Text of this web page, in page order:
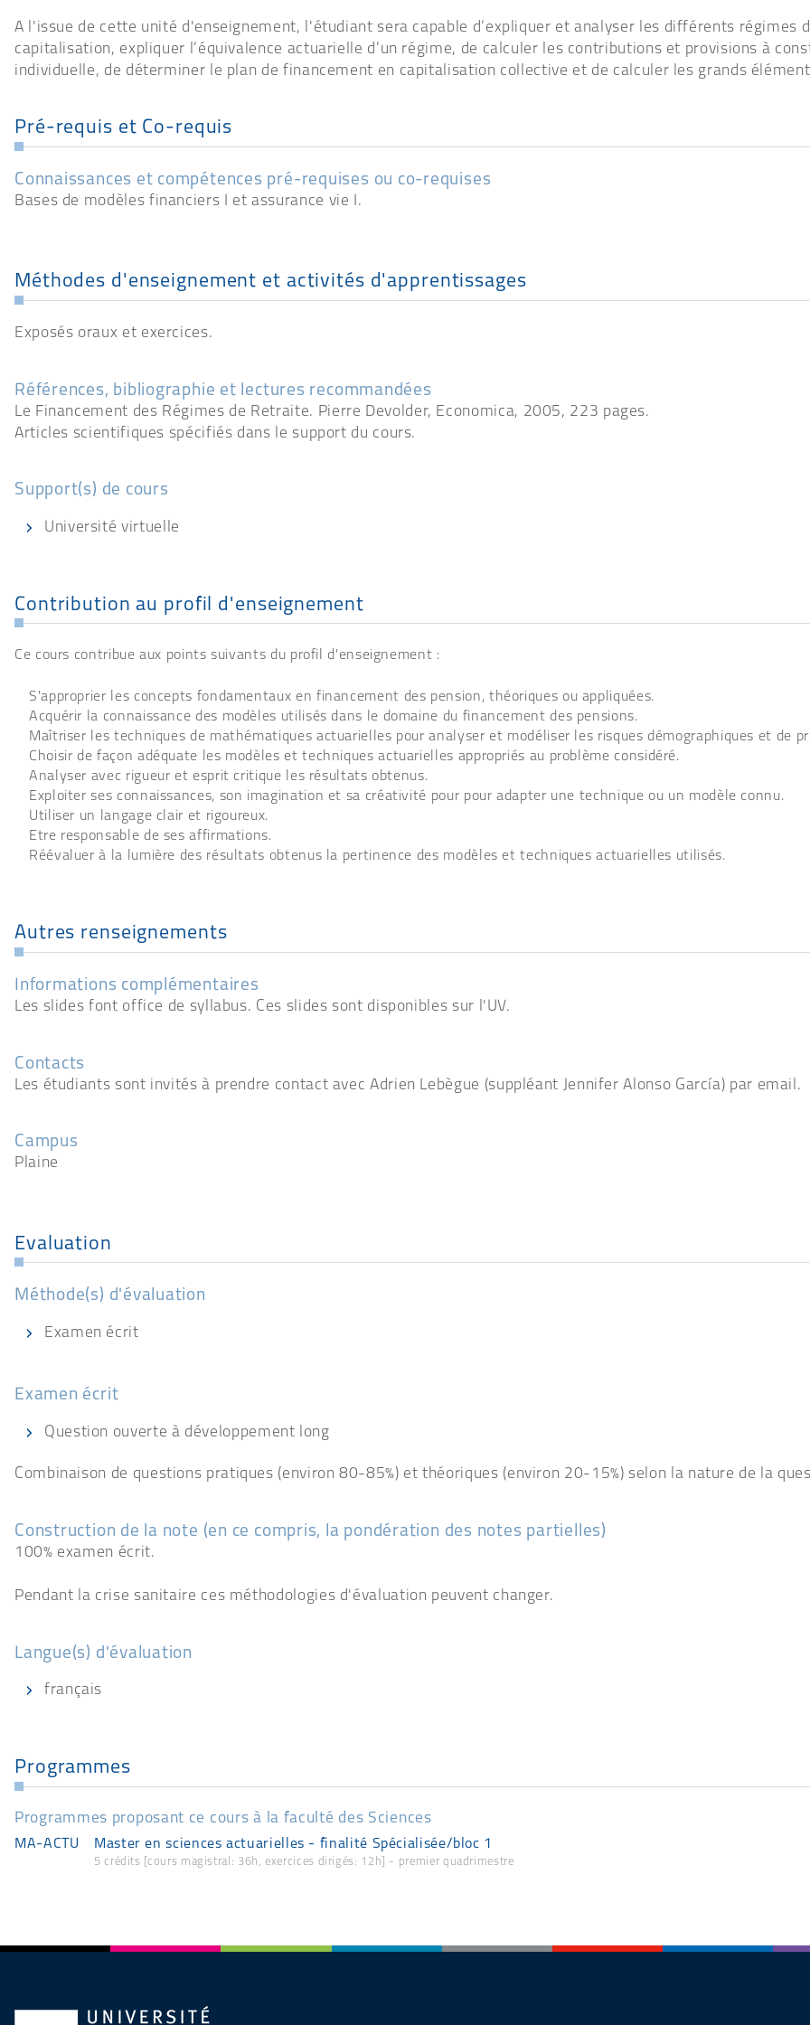
A l'issue de cette unité d'enseignement, l'étudiant sera capable d’expliquer et analyser les différents
capitalisation, expliquer l’équivalence actuarielle d’un régime, de calculer les contributions et provisions à
individuelle, de déterminer le plan de financement en capitalisation collective et de calculer les grands
Pré-requis et Co-requis
Connaissances et compétences pré-requises ou co-requises
Bases de modèles financiers I et assurance vie I.
Méthodes d'enseignement et activités d'apprentissages
Exposés oraux et exercices.
Références, bibliographie et lectures recommandées
Le Financement des Régimes de Retraite. Pierre Devolder, Economica, 2005, 223 pages.
Articles scientifiques spécifiés dans le support du cours.
Support(s) de cours
Université virtuelle
Contribution au profil d'enseignement
Ce cours contribue aux points suivants du profil d'enseignement :
S'approprier les concepts fondamentaux en financement des pension, théoriques ou appliquées.
Acquérir la connaissance des modèles utilisés dans le domaine du financement des pensions.
Maîtriser les techniques de mathématiques actuarielles pour analyser et modéliser les risques démographiques et de
Choisir de façon adéquate les modèles et techniques actuarielles appropriés au problème considéré.
Analyser avec rigueur et esprit critique les résultats obtenus.
Exploiter ses connaissances, son imagination et sa créativité pour pour adapter une technique ou un modèle connu.
Utiliser un langage clair et rigoureux.
Etre responsable de ses affirmations.
Réévaluer à la lumière des résultats obtenus la pertinence des modèles et techniques actuarielles utilisés.
Autres renseignements
Informations complémentaires
Les slides font office de syllabus. Ces slides sont disponibles sur l'UV.
Contacts
Les étudiants sont invités à prendre contact avec Adrien Lebègue (suppléant Jennifer Alonso García) par email.
Campus
Plaine
Evaluation
Méthode(s) d'évaluation
Examen écrit
Examen écrit
Question ouverte à développement long
Combinaison de questions pratiques (environ 80-85%) et théoriques (environ 20-15%) selon la nature de la
Construction de la note (en ce compris, la pondération des notes partielles)
100% examen écrit.
Pendant la crise sanitaire ces méthodologies d'évaluation peuvent changer.
Langue(s) d'évaluation
français
Programmes
Programmes proposant ce cours à la faculté des Sciences
MA-ACTU Master en sciences actuarielles - finalité Spécialisée/bloc 1
5 crédits [cours magistral: 36h, exercices dirigés: 12h] - premier quadrimestre